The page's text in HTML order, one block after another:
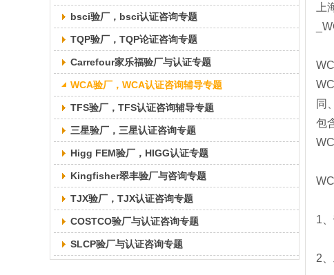
bsci验厂，bsci认证咨询专题
TQP验厂，TQP论证咨询专题
Carrefour家乐福验厂与认证专题
WCA验厂，WCA认证咨询辅导专题
TFS验厂，TFS认证咨询辅导专题
三星验厂，三星认证咨询专题
Higg FEM验厂，HIGG认证专题
Kingfisher翠丰验厂与咨询专题
TJX验厂，TJX认证咨询专题
COSTCO验厂与认证咨询专题
SLCP验厂与认证咨询专题
同
包
1
2